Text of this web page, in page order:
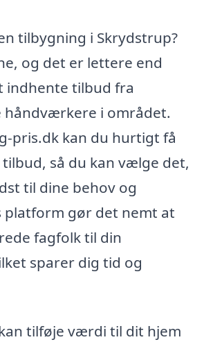
tilbygning i Skrydstrup?
og det er lettere end
indhente tilbud fra
håndværkere i området.
pris.dk kan du hurtigt få
så du kan vælge det,
til dine behov og
platform gør det nemt at
fagfolk til din
sparer dig tid og
tilføje værdi til dit hjem